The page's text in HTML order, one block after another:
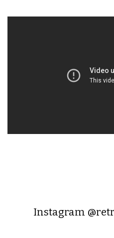
Instagram